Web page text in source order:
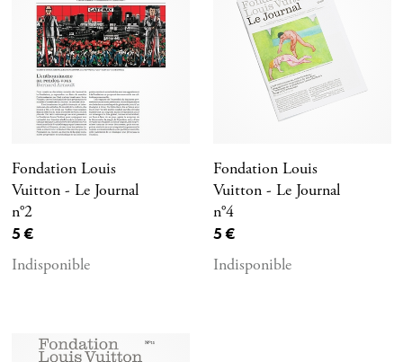
Fondation Louis
Vuitton - Le Journal
n°2
Prix ​​actuel
5 €
Indisponible
Fondation Louis
Vuitton - Le Journal
n°4
Prix ​​actuel
5 €
Indisponible